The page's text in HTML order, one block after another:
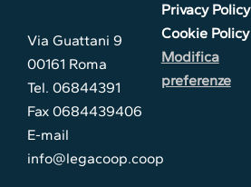
Via Guattani 9
00161 Roma
Tel. 06844391
Fax 0684439406
E-mail
info@legacoop.coop
Privacy Policy
Cookie Policy
Modifica
preferenze